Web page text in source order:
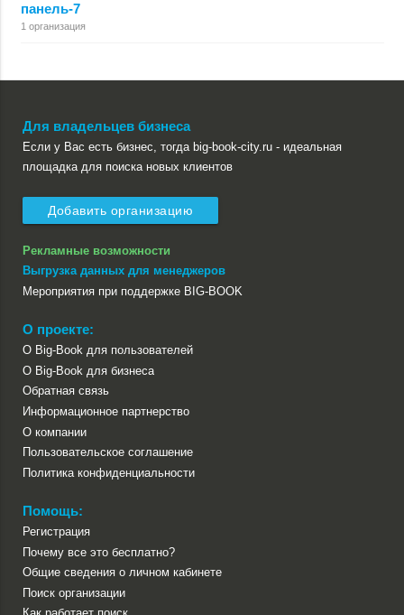
панель-7
1 организация
Для владельцев бизнеса
Если у Вас есть бизнес, тогда big-book-city.ru - идеальная
площадка для поиска новых клиентов
Добавить организацию
Рекламные возможности
Выгрузка данных для менеджеров
Мероприятия при поддержке BIG-BOOK
О проекте:
О Big-Book для пользователей
О Big-Book для бизнеса
Обратная связь
Информационное партнерство
О компании
Пользовательское соглашение
Политика конфиденциальности
Помощь:
Регистрация
Почему все это бесплатно?
Общие сведения о личном кабинете
Поиск организации